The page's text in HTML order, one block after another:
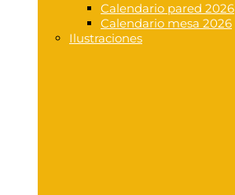
Calendario pared 2026
Calendario mesa 2026
Ilustraciones